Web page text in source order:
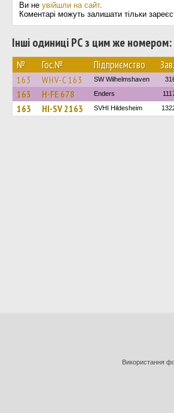
Ви не увійшли на сайт.
Коментарі можуть залишати тільки
Інші одиниці РС з цим же номером:
№ Гос.№ Підприємство
163 WHV-C 163 SW Wilhelmshaven
163 H-FE 678 Enders
163 HI-SV 2163 SVHI Hildesheim
Використання